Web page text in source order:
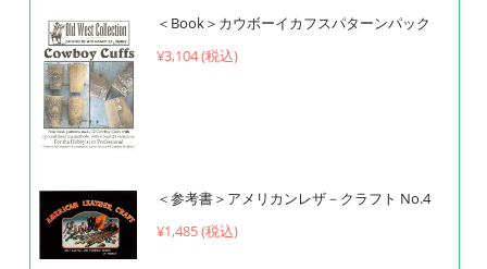
＜Book＞カウボーイカフスパターンパック
¥3,104 (税込)
＜参考書＞アメリカンレザ－クラフト No.4
¥1,485 (税込)